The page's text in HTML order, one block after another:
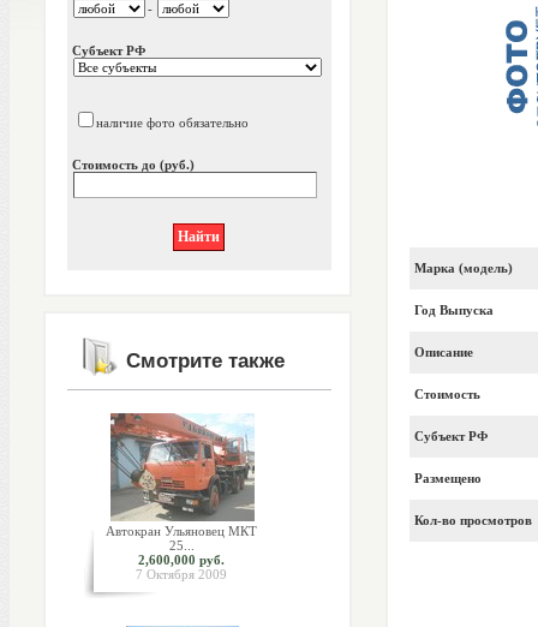
-
Субъект РФ
наличие фото обязательно
Стоимость до (руб.)
Смотрите также
Автокран Ульяновец МКТ
25...
2,600,000 руб.
7 Октября 2009
Марка (модель)
Год Выпуска
Описание
Стоимость
Субъект РФ
Размещено
Кол-во просмотров